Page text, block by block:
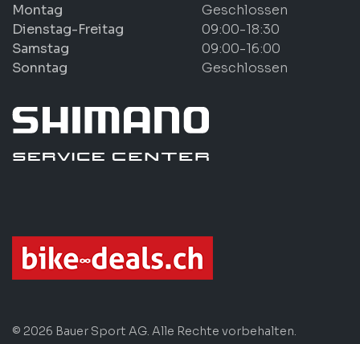
Montag
Geschlossen
Dienstag-Freitag
09:00-18:30
Samstag
09:00-16:00
Sonntag
Geschlossen
© 2026 Bauer Sport AG. Alle Rechte vorbehalten.